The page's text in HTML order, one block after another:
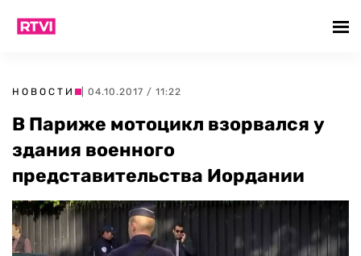
НОВОСТИ | 04.10.2017 / 11:22
В Париже мотоцикл взорвался у
здания военного
представительства Иордании